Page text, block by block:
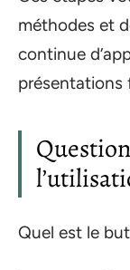
méthodes et
continue
présentations
Quel est le